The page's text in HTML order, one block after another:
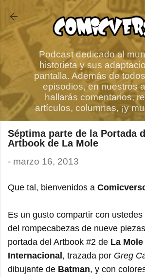
Ir al contenido
Podcast dedicado al
historieta y sus
pantalla. Además de
episodios, en nuestros
hallarás comentarios,
artículos, columnas, ¡y
Séptima parte de la Portada
Artbook de La Mole
- marzo 16, 2013
Que tal, bienvenidos a
Es un gusto compartir con
del rompecabezas de nueve
portada del Artbook #2 de La
Internacional, trazada por Greg
dibujante de Batman, y con